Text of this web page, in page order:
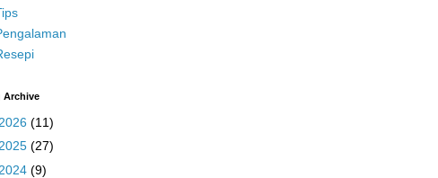
Archive
2026 (11)
2025 (27)
2024 (9)